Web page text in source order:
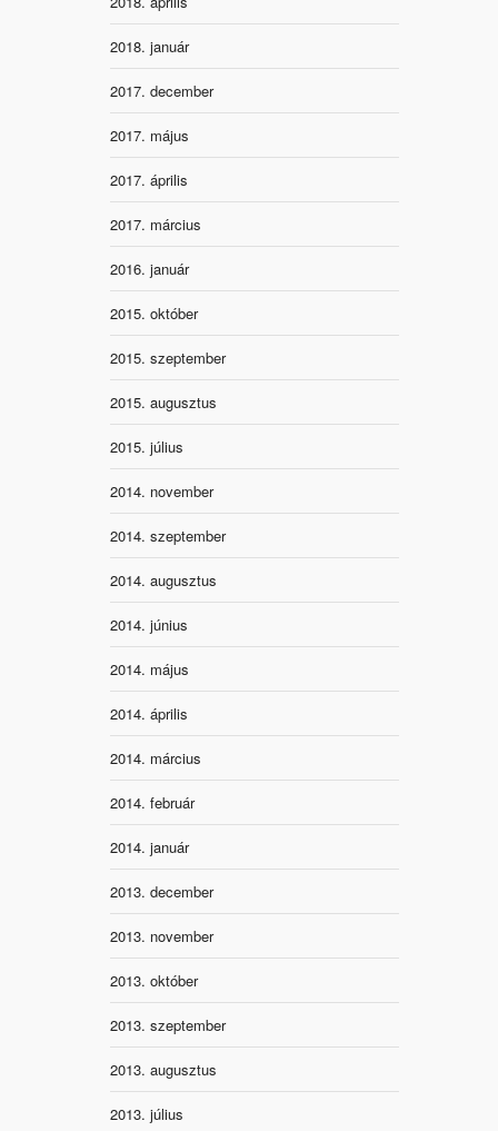
2018. január
2017. december
2017. május
2017. április
2017. március
2016. január
2015. október
2015. szeptember
2015. augusztus
2015. július
2014. november
2014. szeptember
2014. augusztus
2014. június
2014. május
2014. április
2014. március
2014. február
2014. január
2013. december
2013. november
2013. október
2013. szeptember
2013. augusztus
2013. július